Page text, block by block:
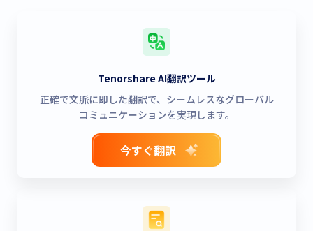
Tenorshare AI翻訳ツール
正確で文脈に即した翻訳で、シームレスなグローバル
コミュニケーションを実現します。
今すぐ翻訳